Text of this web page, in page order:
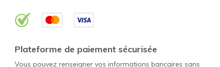
Plateforme de paiement sécurisée
Vous pouvez renseigner vos informations bancaires sans